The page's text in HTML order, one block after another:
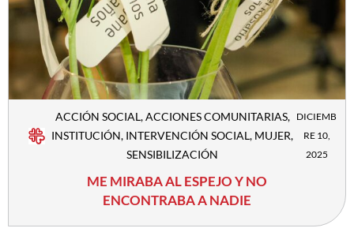
ACCIÓN SOCIAL,ACCIONES COMUNITARIAS,
INSTITUCIÓN, INTERVENCIÓN SOCIAL, MUJER,
SENSIBILIZACIÓN
DICIEMB
RE 10,
2025
ME MIRABA AL ESPEJO Y NO
ENCONTRABA A NADIE